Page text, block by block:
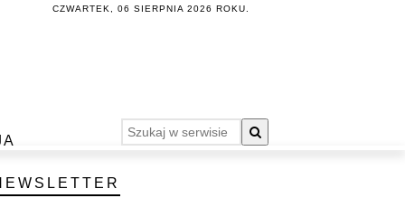
CZWARTEK, 06 SIERPNIA 2026 ROKU.